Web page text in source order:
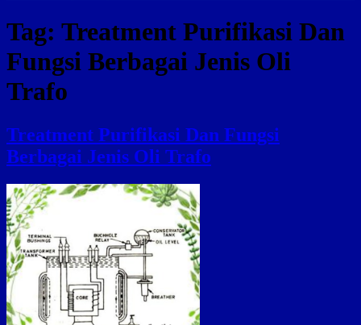
Tag: Treatment Purifikasi Dan
Fungsi Berbagai Jenis Oli
Trafo
Treatment Purifikasi Dan Fungsi
Berbagai Jenis Oli Trafo